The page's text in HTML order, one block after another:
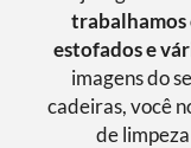
trabalhamos
estofados e
imagens do
cadeiras, você
de